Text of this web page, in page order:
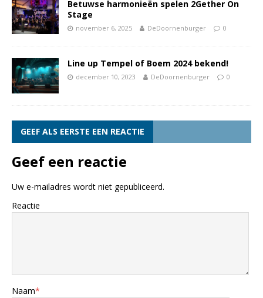
Betuwse harmonieën spelen 2Gether On
Stage
november 6, 2025 DeDoornenburger 0
Line up Tempel of Boem 2024 bekend!
december 10, 2023 DeDoornenburger 0
GEEF ALS EERSTE EEN REACTIE
Geef een reactie
Uw e-mailadres wordt niet gepubliceerd.
Reactie
Naam*